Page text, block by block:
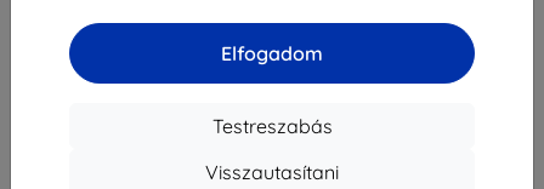
Elfogadom
Testreszabás
Visszautasítani
3db+
1 946 Ft/db
Szállítási költség-tól990 Ft